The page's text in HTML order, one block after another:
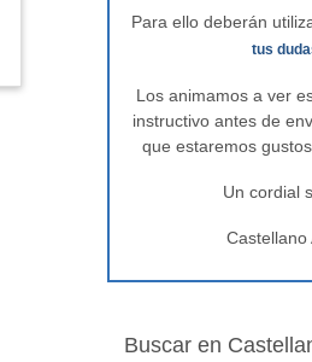
Para ello deberán
tus
Los animamos a ver
instructivo antes de
que estaremos
Un cordial
Castellano
Buscar en